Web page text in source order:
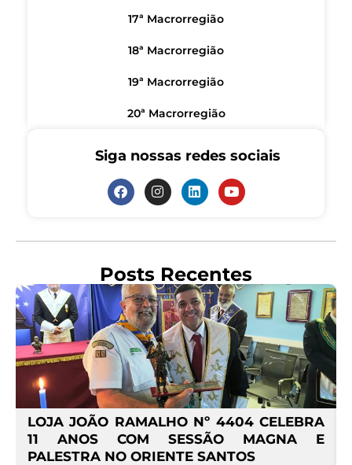
17ª Macrorregião
18ª Macrorregião
19ª Macrorregião
20ª Macrorregião
Siga nossas redes sociais
Posts Recentes
LOJA JOÃO RAMALHO Nº 4404 CELEBRA
11 ANOS COM SESSÃO MAGNA E
PALESTRA NO ORIENTE SANTOS